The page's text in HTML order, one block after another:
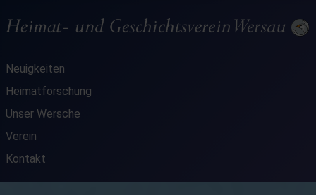
Neuigkeiten
Heimatforschung
Unser Wersche
Verein
Kontakt